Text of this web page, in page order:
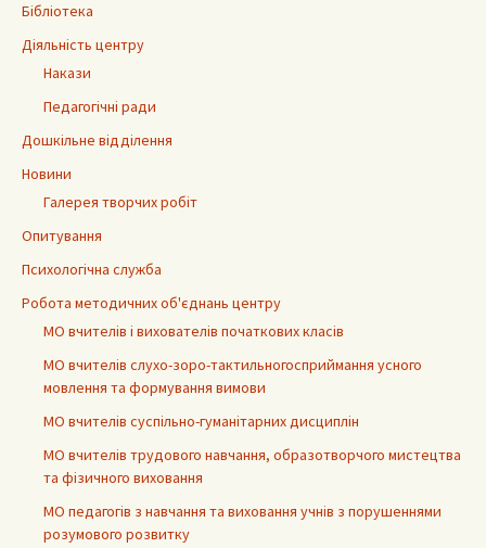
Бібліотека
Діяльність центру
Накази
Педагогічні ради
Дошкільне відділення
Новини
Галерея творчих робіт
Опитування
Психологічна служба
Робота методичних об'єднань центру
МО вчителів і вихователів початкових класів
МО вчителів слухо-зоро-тактильногосприймання усного
мовлення та формування вимови
МО вчителів суспільно-гуманітарних дисциплін
МО вчителів трудового навчання, образотворчого мистецтва
та фізичного виховання
МО педагогів з навчання та виховання учнів з порушеннями
розумового розвитку